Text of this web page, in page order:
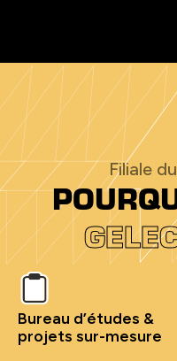
Filiale
Bureau d’études &
projets sur-mesure